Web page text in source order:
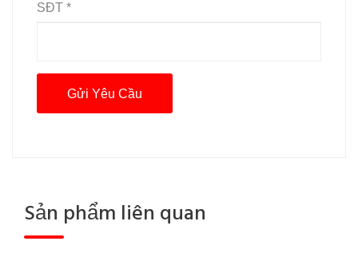
SĐT *
Sản phẩm liên quan